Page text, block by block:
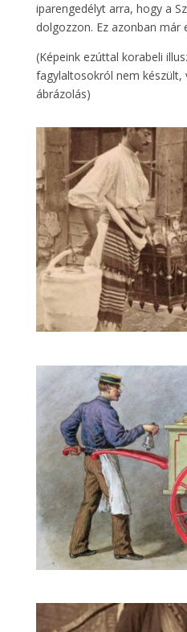
iparengedélyt arra, hogy a
dolgozzon. Ez azonban
(Képeink ezúttal korabeli
fagylaltosokról nem készült,
ábrázolás)